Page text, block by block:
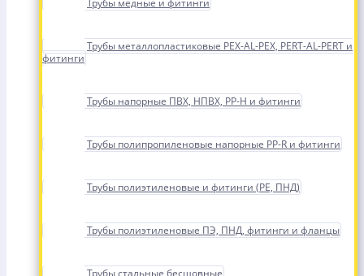
Трубы медные и фитинги
Трубы металлопластиковые PEX-AL-PEX, PERT-AL-PERT и
фитинги
Трубы напорные ПВХ, НПВХ, PP-H и фитинги
Трубы полипропиленовые напорные PP-R и фитинги
Трубы полиэтиленовые и фитинги (PE, ПНД)
Трубы полиэтиленовые ПЭ, ПНД, фитинги и фланцы
Трубы стальные бесшовные